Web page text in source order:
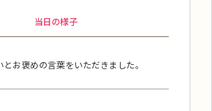
当日の様子
お褒めの言葉をいただきました。